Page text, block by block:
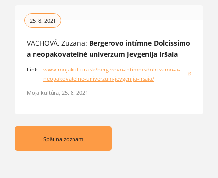
25. 8. 2021
VACHOVÁ, Zuzana: Bergerovo intímne Dolcissimo
a neopakovateľné univerzum Jevgenija Iršaia
Link:
www.mojakultura.sk/bergerovo-intimne-dolcissimo-a-
neopakovatelne-univerzum-jevgenija-irsaia/
(otvorí sa v novom okne)
Moja kultúra, 25. 8. 2021
Späť na zoznam